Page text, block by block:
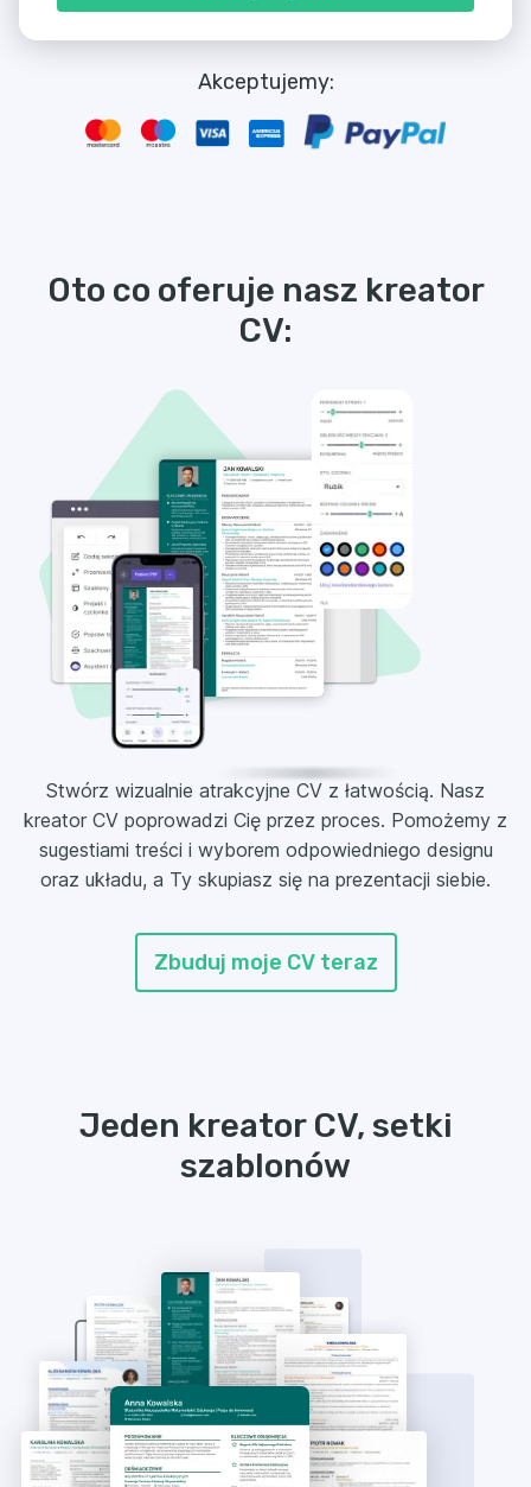
Akceptujemy:
Oto co oferuje nasz kreator
CV:
Stwórz wizualnie atrakcyjne CV z łatwością. Nasz
kreator CV poprowadzi Cię przez proces. Pomożemy z
sugestiami treści i wyborem odpowiedniego designu
oraz układu, a Ty skupiasz się na prezentacji siebie.
Zbuduj moje CV teraz
Jeden kreator CV, setki
szablonów